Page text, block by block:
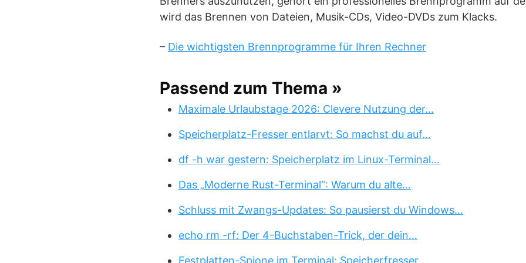
wird das Brennen von Dateien, Musik-CDs, Video-DVDs zum Klacks.
– Die wichtigsten Brennprogramme für Ihren Rechner
Passend zum Thema »
Maximale Urlaubstage 2026: Clevere Nutzung der…
Speicherplatz-Fresser entlarvt: So machst du auf…
df -h war gestern: Speicherplatz im Linux-Terminal…
Das „Moderne Rust-Terminal“: Warum du alte…
Schluss mit Zwangs-Updates: So pausierst du Windows…
echo rm -rf: Der 4-Buchstaben-Trick, der dein…
Festplatten-Spione im Terminal: Speicherfresser…